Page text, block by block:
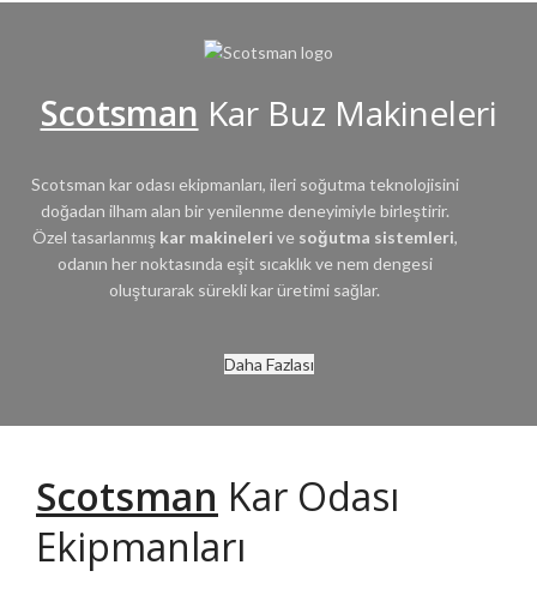
Scotsman Kar Buz Makineleri
Scotsman kar odası ekipmanları, ileri soğutma teknolojisini
doğadan ilham alan bir yenilenme deneyimiyle birleştirir.
Özel tasarlanmış kar makineleri ve soğutma sistemleri,
odanın her noktasında eşit sıcaklık ve nem dengesi
oluşturarak sürekli kar üretimi sağlar.
Daha Fazlası
Scotsman Kar Odası
Ekipmanları